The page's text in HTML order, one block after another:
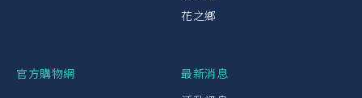
花之鄉
官方購物網
最新消息